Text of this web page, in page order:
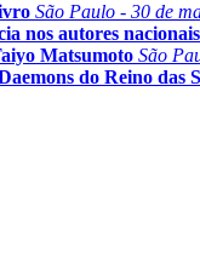
São Paulo - 30 de
nos autores nacionais
Matsumoto São
do Reino das